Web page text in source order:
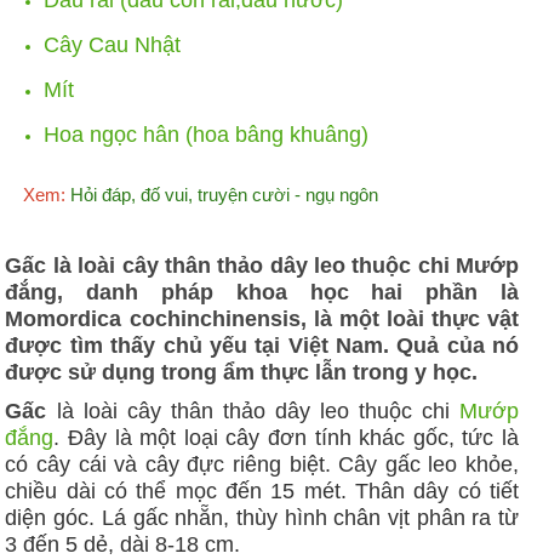
Cây Cau Nhật
Mít
Hoa ngọc hân (hoa bâng khuâng)
Xem: Hỏi đáp, đố vui, truyện cười - ngụ ngôn
Gấc là loài cây thân thảo dây leo thuộc chi Mướp
đắng, danh pháp khoa học hai phần là
Momordica cochinchinensis, là một loài thực vật
được tìm thấy chủ yếu tại Việt Nam. Quả của nó
được sử dụng trong ẩm thực lẫn trong y học.
Gấc là loài cây thân thảo dây leo thuộc chi Mướp
đắng. Đây là một loại cây đơn tính khác gốc, tức là
có cây cái và cây đực riêng biệt. Cây gấc leo khỏe,
chiều dài có thể mọc đến 15 mét. Thân dây có tiết
diện góc. Lá gấc nhẵn, thùy hình chân vịt phân ra từ
3 đến 5 dẻ, dài 8-18 cm.